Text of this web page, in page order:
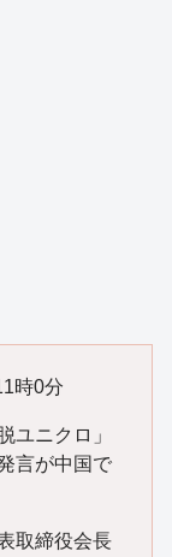
時0分
ユニクロ」
言が中国で
取締役会長